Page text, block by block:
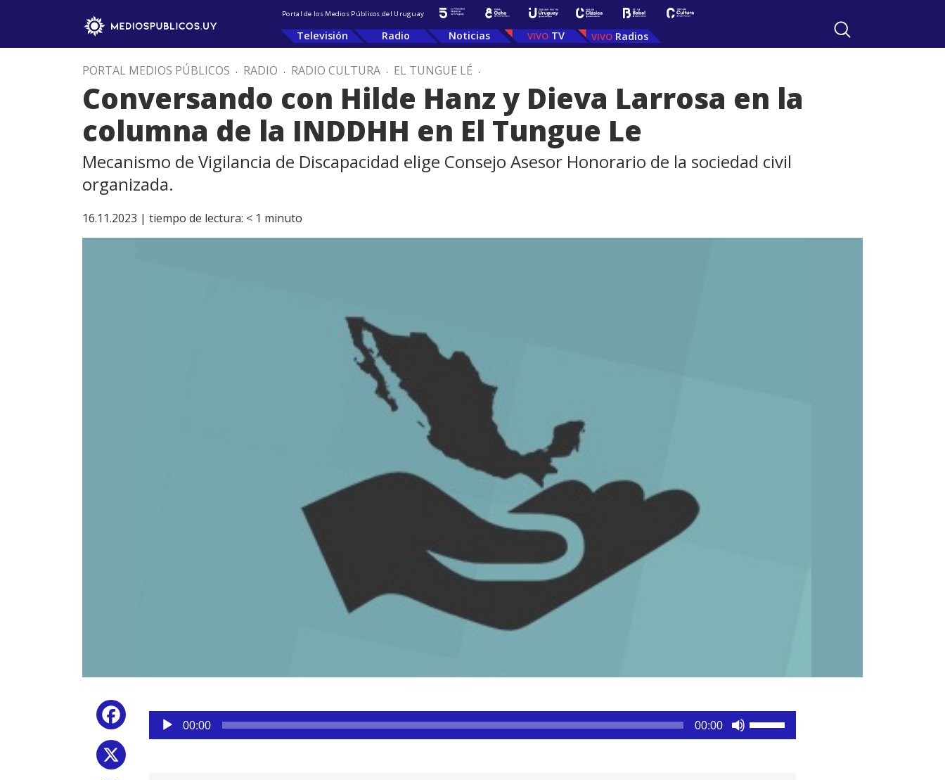
Portal de los Medios Públicos del Uruguay
Televisión Radio Noticias TV Radios
PORTAL MEDIOS PÚBLICOS . RADIO . RADIO CULTURA . EL TUNGUE LÉ .
Conversando con Hilde Hanz y Dieva Larrosa en la
columna de la INDDHH en El Tungue Le
Mecanismo de Vigilancia de Discapacidad elige Consejo Asesor Honorario de la sociedad civil
organizada.
16.11.2023 | tiempo de lectura: < 1 minuto
Facebook
Reproductor
audio
00:00 00:00